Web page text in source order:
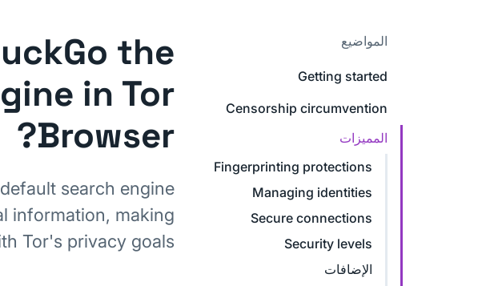
المواضيع
Getting started
Censorship circumvention
المميزات
Fingerprinting protections
Managing identities
Secure connections
Security levels
الإضافات
the
in Tor
Browser?
search engine
information, making
Tor's privacy goals.